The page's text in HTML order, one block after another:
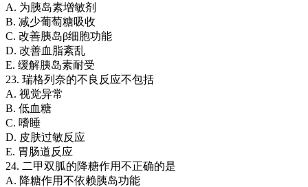
A. 为胰岛素增敏剂
B. 减少葡萄糖吸收
C. 改善胰岛β细胞功能
D. 改善血脂紊乱
E. 缓解胰岛素耐受
23. 瑞格列奈的不良反应不包括
A. 视觉异常
B. 低血糖
C. 嗜睡
D. 皮肤过敏反应
E. 胃肠道反应
24. 二甲双胍的降糖作用不正确的是
A. 降糖作用不依赖胰岛功能